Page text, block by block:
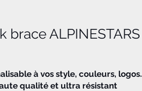
brace ALPINESTARS
à vos style, couleurs, logos.
qualité et ultra résistant